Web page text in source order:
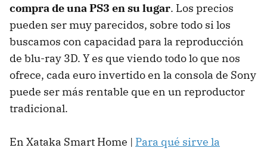
compra de una PS3 en su lugar. Los precios
pueden ser muy parecidos, sobre todo si los
buscamos con capacidad para la reproducción
de blu-ray 3D. Y es que viendo todo lo que nos
ofrece, cada euro invertido en la consola de Sony
puede ser más rentable que en un reproductor
tradicional.
En Xataka Smart Home | Para qué sirve la